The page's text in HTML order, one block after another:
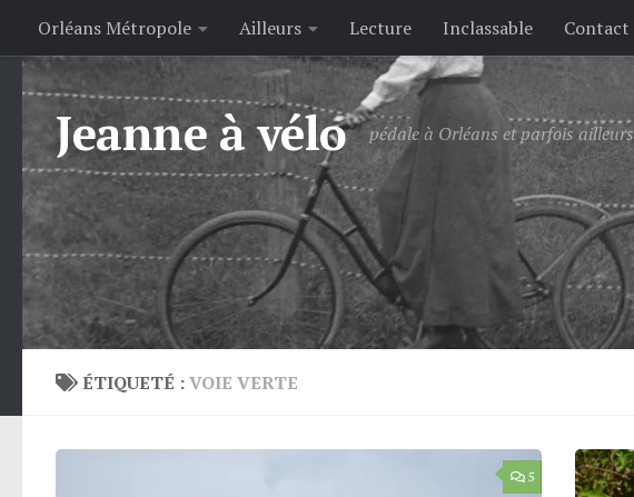
Skip to content
Orléans Métropole Ailleurs Lecture Inclassable Contact
Jeanne à vélo pédale à Orléans et parfois ailleurs
ÉTIQUETÉ :VOIE VERTE
5